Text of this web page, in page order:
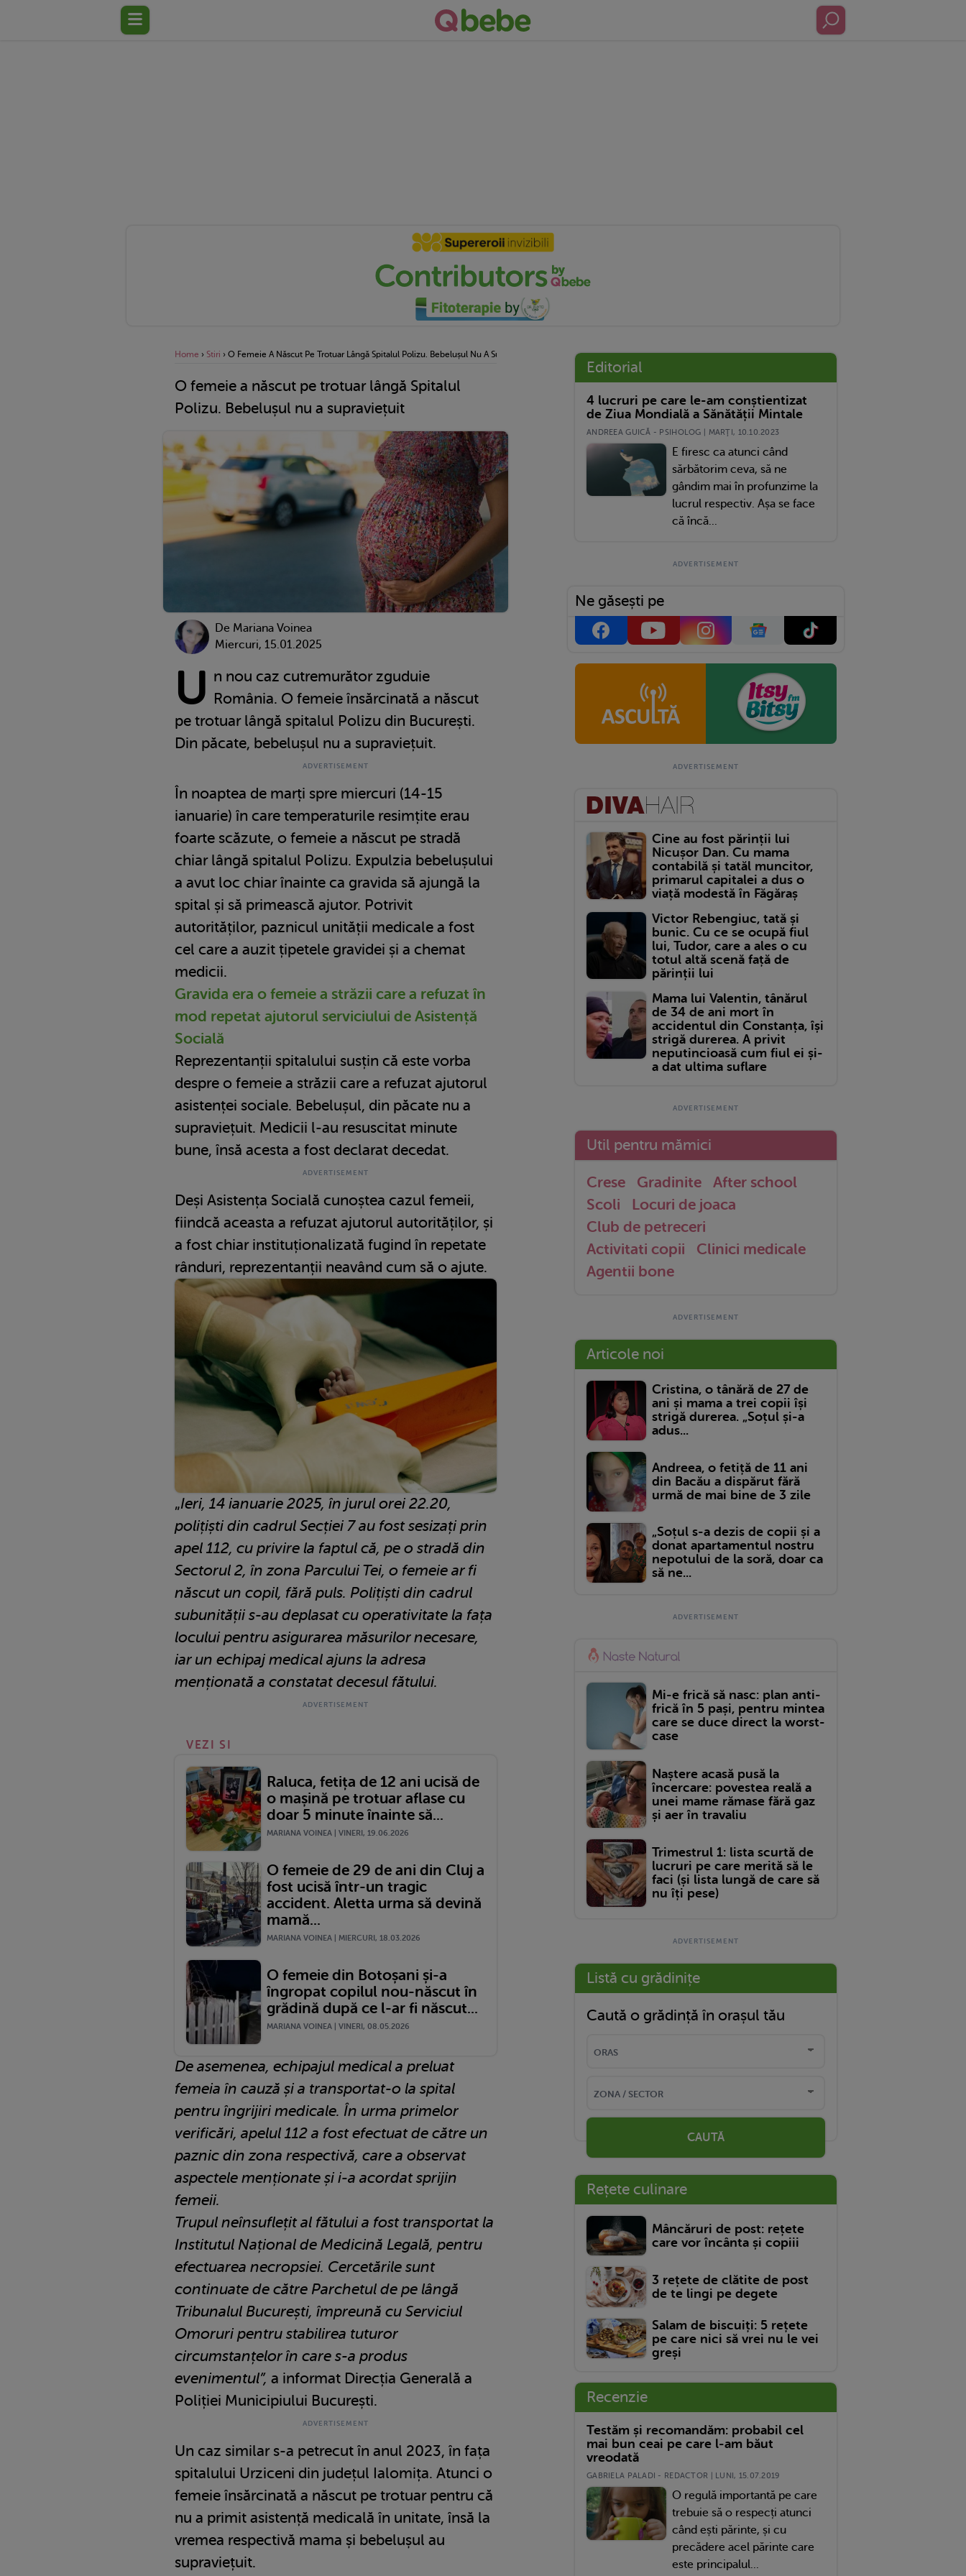
Home › Stiri › O Femeie A Născut Pe Trotuar Lângă Spitalul Polizu. Bebelușul Nu A Supraviețuit
O femeie a născut pe trotuar lângă Spitalul
Polizu. Bebelușul nu a supraviețuit
De Mariana Voinea
Miercuri, 15.01.2025
U n nou caz cutremurător zguduie
România. O femeie însărcinată a născut
pe trotuar lângă spitalul Polizu din București.
Din păcate, bebelușul nu a supraviețuit.
În noaptea de marți spre miercuri (14-15
ianuarie) în care temperaturile resimțite erau
foarte scăzute, o femeie a născut pe stradă
chiar lângă spitalul Polizu. Expulzia bebelușului
a avut loc chiar înainte ca gravida să ajungă la
spital și să primească ajutor. Potrivit
autorităților, paznicul unității medicale a fost
cel care a auzit țipetele gravidei și a chemat
medicii.
Gravida era o femeie a străzii care a refuzat în
mod repetat ajutorul serviciului de Asistență
Socială
Reprezentanții spitalului susțin că este vorba
despre o femeie a străzii care a refuzat ajutorul
asistenței sociale. Bebelușul, din păcate nu a
supraviețuit. Medicii l-au resuscitat minute
bune, însă acesta a fost declarat decedat.
Deși Asistența Socială cunoștea cazul femeii,
fiindcă aceasta a refuzat ajutorul autorităților, și
a fost chiar instituționalizată fugind în repetate
rânduri, reprezentanții neavând cum să o ajute.
„Ieri, 14 ianuarie 2025, în jurul orei 22.20,
polițiști din cadrul Secției 7 au fost sesizați prin
apel 112, cu privire la faptul că, pe o stradă din
Sectorul 2, în zona Parcului Tei, o femeie ar fi
născut un copil, fără puls. Polițiști din cadrul
subunității s-au deplasat cu operativitate la fața
locului pentru asigurarea măsurilor necesare,
iar un echipaj medical ajuns la adresa
menționată a constatat decesul fătului.
VEZI SI
Raluca, fetița de 12 ani ucisă de
o mașină pe trotuar aflase cu
doar 5 minute înainte să...
MARIANA VOINEA | VINERI, 19.06.2026
O femeie de 29 de ani din Cluj a
fost ucisă într-un tragic
accident. Aletta urma să devină
mamă...
MARIANA VOINEA | MIERCURI, 18.03.2026
O femeie din Botoșani și-a
îngropat copilul nou-născut în
grădină după ce l-ar fi născut...
MARIANA VOINEA | VINERI, 08.05.2026
De asemenea, echipajul medical a preluat
femeia în cauză și a transportat-o la spital
pentru îngrijiri medicale. În urma primelor
verificări, apelul 112 a fost efectuat de către un
paznic din zona respectivă, care a observat
aspectele menționate și i-a acordat sprijin
femeii.
Trupul neînsuflețit al fătului a fost transportat la
Institutul Național de Medicină Legală, pentru
efectuarea necropsiei. Cercetările sunt
continuate de către Parchetul de pe lângă
Tribunalul București, împreună cu Serviciul
Omoruri pentru stabilirea tuturor
circumstanțelor în care s-a produs
evenimentul”, a informat Direcția Generală a
Poliției Municipiului București.
Un caz similar s-a petrecut în anul 2023, în fața
spitalului Urziceni din județul Ialomița. Atunci o
femeie însărcinată a născut pe trotuar pentru că
nu a primit asistență medicală în unitate, însă la
vremea respectivă mama și bebelușul au
supraviețuit.
Editorial
4 lucruri pe care le-am conștientizat
de Ziua Mondială a Sănătății Mintale
ANDREEA GUICĂ - PSIHOLOG | MARŢI, 10.10.2023
E firesc ca atunci când
sărbătorim ceva, să ne
gândim mai în profunzime la
lucrul respectiv. Așa se face
că încă...
Ne găsești pe
Cine au fost părinții lui
Nicușor Dan. Cu mama
contabilă și tatăl muncitor,
primarul capitalei a dus o
viață modestă în Făgăraș
Victor Rebengiuc, tată și
bunic. Cu ce se ocupă fiul
lui, Tudor, care a ales o cu
totul altă scenă față de
părinții lui
Mama lui Valentin, tânărul
de 34 de ani mort în
accidentul din Constanța, își
strigă durerea. A privit
neputincioasă cum fiul ei și-
a dat ultima suflare
Util pentru mămici
Crese Gradinite
After school
Scoli
Locuri de joaca
Club de petreceri
Activitati copii
Clinici medicale
Agentii bone
Articole noi
Cristina, o tânără de 27 de
ani și mama a trei copii își
strigă durerea. „Soțul și-a
adus...
Andreea, o fetiță de 11 ani
din Bacău a dispărut fără
urmă de mai bine de 3 zile
„Soțul s-a dezis de copii și a
donat apartamentul nostru
nepotului de la soră, doar ca
să ne...
Mi-e frică să nasc: plan anti-
frică în 5 pași, pentru mintea
care se duce direct la worst-
case
Naștere acasă pusă la
încercare: povestea reală a
unei mame rămase fără gaz
și aer în travaliu
Trimestrul 1: lista scurtă de
lucruri pe care merită să le
faci (și lista lungă de care să
nu îți pese)
Listă cu grădinițe
Caută o grădință în orașul tău
CAUTĂ
Rețete culinare
Mâncăruri de post: rețete
care vor încânta și copiii
3 rețete de clătite de post
de te lingi pe degete
Salam de biscuiți: 5 rețete
pe care nici să vrei nu le vei
greși
Recenzie
Testăm și recomandăm: probabil cel
mai bun ceai pe care l-am băut
vreodată
GABRIELA PALADI - REDACTOR | LUNI, 15.07.2019
O regulă importantă pe care
trebuie să o respecți atunci
când ești părinte, și cu
precădere acel părinte care
este principalul...